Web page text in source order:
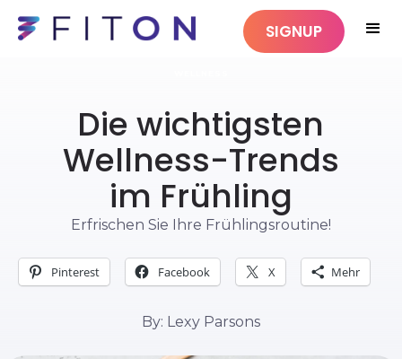
SIGNUP
Die wichtigsten
Wellness-Trends
im Frühling
Erfrischen Sie Ihre Frühlingsroutine!
Pinterest Facebook X Mehr
By: Lexy Parsons